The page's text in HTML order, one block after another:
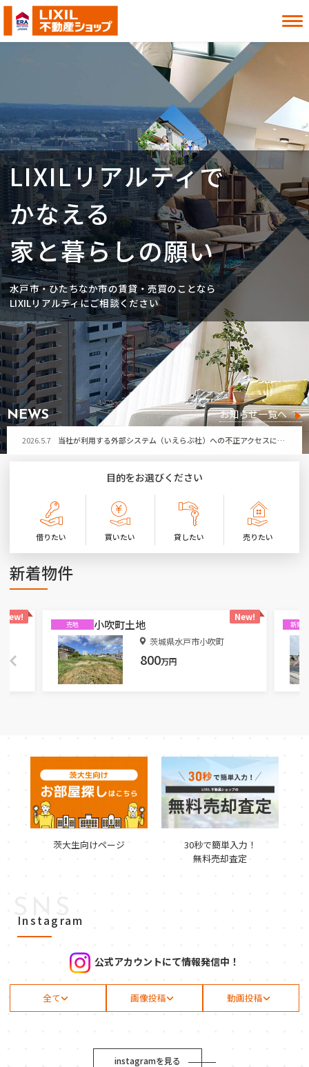
借りたい
貸したい
売りたい
お知らせ
お役立ち情報
よくある質問
MITOシル
事業内容
店舗案内
入居者様へ
会社情報
採用情報
お近くの店舗を探す
お問い合わせ
お気に入り物件
LIXILリアルティで
かなえる
家と暮らしの願い
水戸市・ひたちなか市の賃貸・売買のことなら
LIXILリアルティにご相談ください
NEWS お知らせ一覧へ
2026.5.7 当社が利用する外部システム（いえらぶ社）への不正アクセスによる個人情報流出の可能性について
2026.7.29 令和8年熊本地震により被害に遭われた皆さまへ
2026.7.21 第32回ひたちなか祭り開催に伴う「勝田営業所」臨時休業のお知らせ
2026.7.17 夏季休暇のお知らせ
2026.5.7 当社が利用する外部システム（いえらぶ社）への不正アクセスによる個人情報流出の可能性について
第32回ひたちなか祭り開催に伴う「勝田営業所」臨時休業のお知らせ
2026.7.17 夏季休暇のお知らせ
2026.5.7 当社が利用する外部システム（いえらぶ社）への不正アクセスによる個人情報流出の可能性について
目的をお選びください
借りたい 買いたい 貸したい 売りたい
新着物件
New! New!
売地 小吹町土地
茨城県水戸市小吹町
800万円
新築
茨大生向けページ
30秒で簡単入力！
無料売却査定
Instagram
公式アカウントにて情報発信中！
全て 画像投稿 動画投稿
instagramを見る